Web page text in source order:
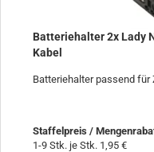
Batteriehalter 2x Lady
Kabel
Batteriehalter passend für
Staffelpreis /
1-9 Stk. je Stk. 1,95 €